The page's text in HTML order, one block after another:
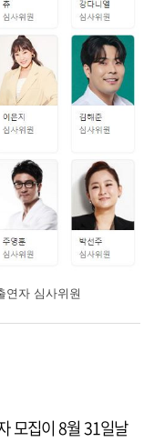
연자 심사위원
모집이 8월 31일날